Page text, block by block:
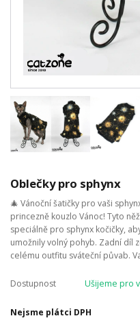
Oblečky pro sphynx
🎄 Vánoční šatičky pro vaši
princezně kouzlo Vánoc! Tyto
speciálně pro sphynx kočičky,
umožnily volný pohyb. Zadní díl
celému outfitu sváteční půvab.
Dostupnost Ušijeme pro
Nejsme plátci DPH